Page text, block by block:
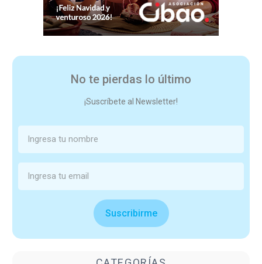
No te pierdas lo último
¡Suscríbete al Newsletter!
Suscribirme